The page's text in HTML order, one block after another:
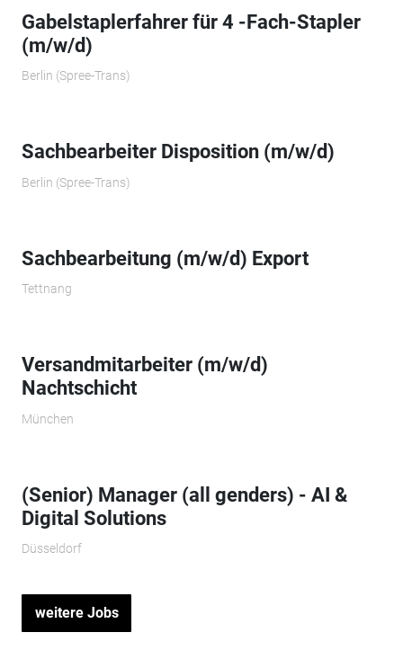
Gabelstaplerfahrer für 4 -Fach-Stapler
(m/w/d)
Berlin (Spree-Trans)
Sachbearbeiter Disposition (m/w/d)
Berlin (Spree-Trans)
Sachbearbeitung (m/w/d) Export
Tettnang
Versandmitarbeiter (m/w/d)
Nachtschicht
München
(Senior) Manager (all genders) - AI &
Digital Solutions
Düsseldorf
weitere Jobs